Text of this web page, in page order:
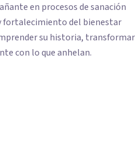
en procesos de sanación
fortalecimiento del bienestar
su historia, transformar
con lo que anhelan.